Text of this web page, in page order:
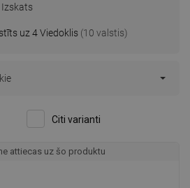
uz 4 Viedoklis (10 valstis)
Izskats
Citi varianti
attiecas uz šo produktu